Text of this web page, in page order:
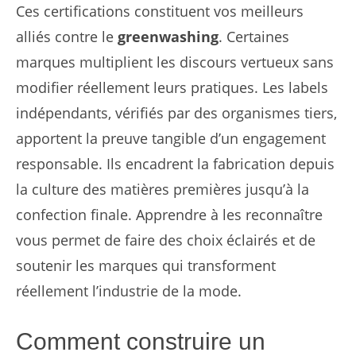
Ces certifications constituent vos meilleurs
alliés contre le greenwashing. Certaines
marques multiplient les discours vertueux sans
modifier réellement leurs pratiques. Les labels
indépendants, vérifiés par des organismes tiers,
apportent la preuve tangible d’un engagement
responsable. Ils encadrent la fabrication depuis
la culture des matières premières jusqu’à la
confection finale. Apprendre à les reconnaître
vous permet de faire des choix éclairés et de
soutenir les marques qui transforment
réellement l’industrie de la mode.
Comment construire un